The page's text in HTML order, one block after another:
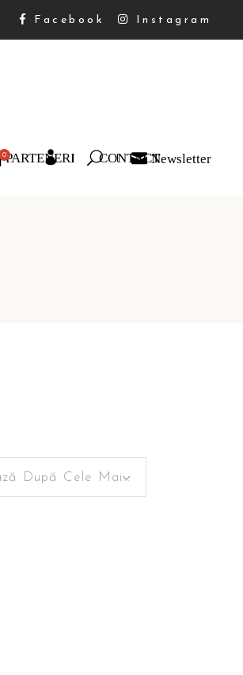
Facebook Instagram
PARTENERI CONTACT
0 Newsletter
Sortează După Cele Mai Recente